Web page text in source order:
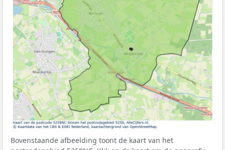
Bovenstaande afbeelding toont de kaart van het